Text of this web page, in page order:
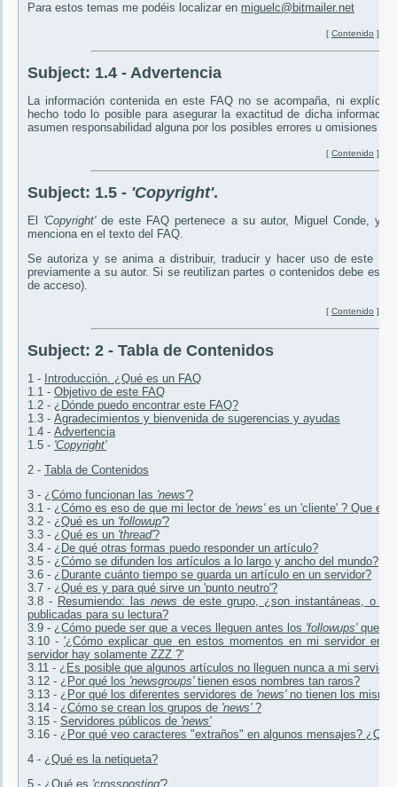
Para estos temas me podéis localizar en miguelc@bitmailer.net
[ Contenido ]
Subject: 1.4 - Advertencia
La información contenida en este FAQ no se acompaña, ni
hecho todo lo posible para asegurar la exactitud de dicha
asumen responsabilidad alguna por los posibles errores u omisiones
[ Contenido ]
Subject: 1.5 - 'Copyright'.
El 'Copyright'de este FAQ pertenece a su autor, Miguel Conde, y
menciona en el texto del FAQ.
Se autoriza y se anima a distribuir, traducir y hacer uso de este
previamente a su autor. Si se reutilizan partes o contenidos debe
de acceso).
[ Contenido ]
Subject: 2 - Tabla de Contenidos
1 - Introducción. ¿Qué es un FAQ
1.1 - Objetivo de este FAQ
1.2 - ¿Dónde puedo encontrar este FAQ?
1.3 - Agradecimientos y bienvenida de sugerencias y ayudas
1.4 - Advertencia
1.5 - 'Copyright'
2 - Tabla de Contenidos
3 - ¿Cómo funcionan las 'news'?
3.1 - ¿Cómo es eso de que mi lector de 'news' es un 'cliente' ? Que es
3.2 - ¿Qué es un 'followup'?
3.3 - ¿Qué es un 'thread'?
3.4 - ¿De qué otras formas puedo responder un artículo?
3.5 - ¿Cómo se difunden los artículos a lo largo y ancho del mundo?
3.6 - ¿Durante cuánto tiempo se guarda un artículo en un servidor?
3.7 - ¿Qué es y para qué sirve un 'punto neutro'?
3.8 - Resumiendo: las news de este grupo, ¿son instantáneas, o
publicadas para su lectura?
3.9 - ¿Cómo puede ser que a veces lleguen antes los 'followups' que el
3.10 -'¿Cómo explicar que en estos momentos en mi servidor en
servidor hay solamente ZZZ ?'
3.11 - ¿Es posible que algunos artículos no lleguen nunca a mi
3.12 - ¿Por qué los 'newsgroups' tienen esos nombres tan raros?
3.13 - ¿Por qué los diferentes servidores de 'news'no tienen los
3.14 - ¿Cómo se crean los grupos de 'news' ?
3.15 - Servidores públicos de 'news'
3.16 - ¿Por qué veo caracteres "extraños" en algunos mensajes?
4 - ¿Qué es la netiqueta?
5 - ¿Qué es 'crossposting'?